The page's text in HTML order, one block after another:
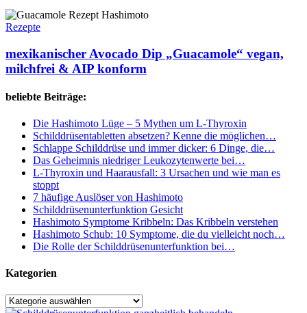
mexikanischer
Avocado
„Guacamole“
vegan,
milchfrei
AIP
Rezepte
mexikanischer Avocado Dip „Guacamole“ vegan,
milchfrei & AIP konform
beliebte Beiträge:
Die Hashimoto Lüge – 5 Mythen um L-Thyroxin
Schilddrüsentabletten absetzen? Kenne die möglichen…
Schlappe Schilddrüse und immer dicker: 6 Dinge, die…
Das Geheimnis niedriger Leukozytenwerte bei…
L-Thyroxin und Haarausfall: 3 Ursachen und wie man es
stoppt
7 häufige Auslöser von Hashimoto
Schilddrüsenunterfunktion Gesicht
Hashimoto Symptome Kribbeln: Das Kribbeln verstehen
Hashimoto Schub: 10 Symptome, die du vielleicht noch…
Die Rolle der Schilddrüsenunterfunktion bei…
Kategorien
Kategorien